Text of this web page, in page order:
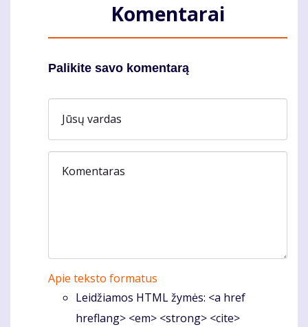
Komentarai
Palikite savo komentarą
Jūsų vardas
Komentaras
Apie teksto formatus
Leidžiamos HTML žymės: <a href
hreflang> <em> <strong> <cite>